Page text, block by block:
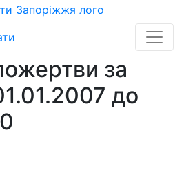
за
до